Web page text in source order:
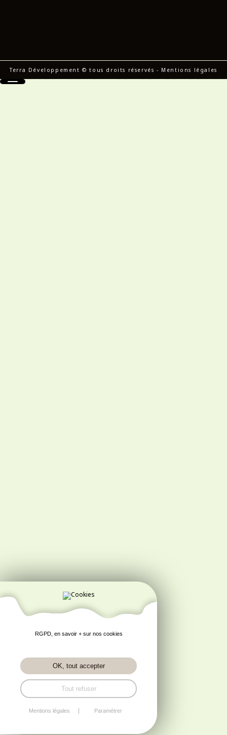
Terra Développement © tous droits réservés - Mentions légales
RGPD, en savoir + sur nos cookies
OK, tout accepter
Tout refuser
Mentions légales Paramétrer